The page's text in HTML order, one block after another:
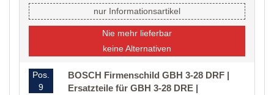
nur Informationsartikel
Nie mehr lieferbar
keine Alternativen
Pos.
9
BOSCH Firmenschild GBH 3-28 DRF |
Ersatzteile für GBH 3-28 DRE |